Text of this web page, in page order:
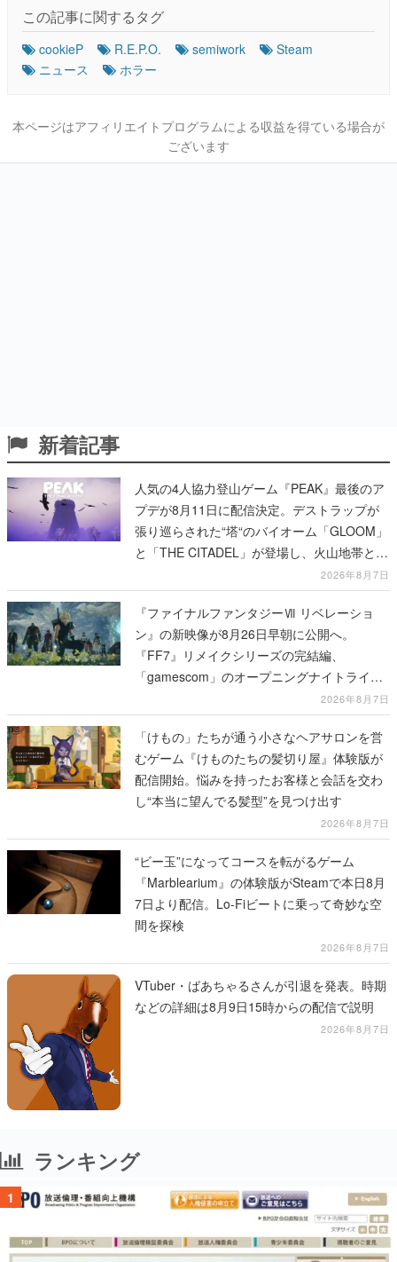
この記事に関するタグ
cookieP R.E.P.O. semiwork
Steam
ニュース
ホラー
本ページはアフィリエイトプログラムによる収益を得ている場合が
ございます
新着記事
人気の4人協力登山ゲーム『PEAK』最後のア
プデが8月11日に配信決定。デストラップが
張り巡らされた“塔“のバイオーム「GLOOM」
と「THE CITADEL」が登場し、火山地帯と入
2026年8月7日
『ファイナルファンタジーⅦ リベレーショ
ン』の新映像が8月26日早朝に公開へ。
『FF7』リメイクシリーズの完結編、
「gamescom」のオープニングナイトライブ
にてディレクターの浜口直樹氏が登壇する予
定
2026年8月7日
「けもの」たちが通う小さなヘアサロンを営
むゲーム『けものたちの髪切り屋』体験版が
配信開始。悩みを持ったお客様と会話を交わ
し“本当に望んでる髪型”を見つけ出す
2026年8月7日
“ビー玉”になってコースを転がるゲーム
『Marblearium』の体験版がSteamで本日8月
7日より配信。Lo-Fiビートに乗って奇妙な空
間を探検
2026年8月7日
VTuber・ばあちゃるさんが引退を発表。時期
などの詳細は8月9日15時からの配信で説明
2026年8月7日
ランキング
1